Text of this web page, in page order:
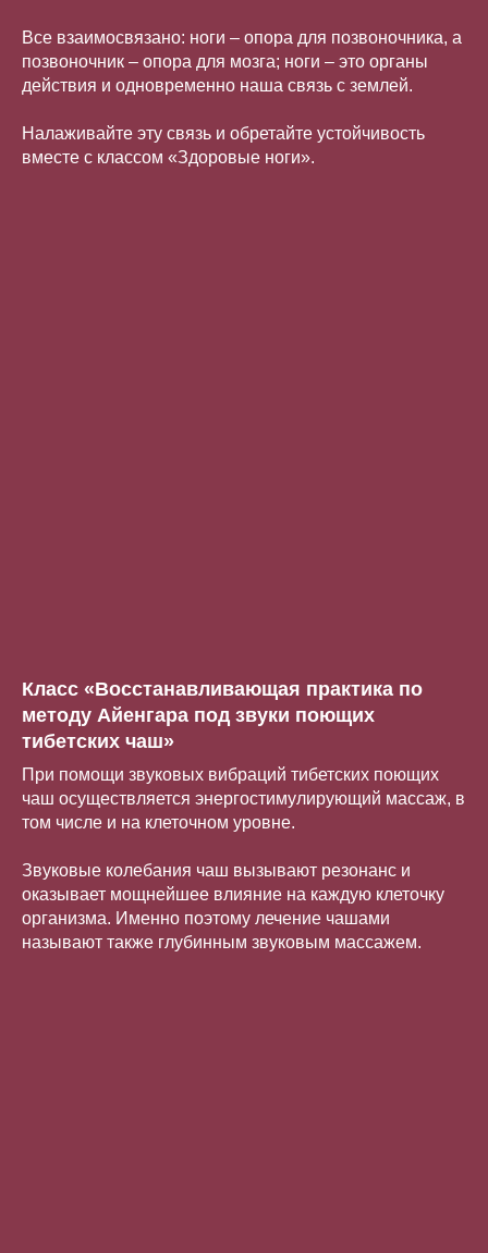
Все взаимосвязано: ноги – опора для позвоночника, а
позвоночник – опора для мозга; ноги – это органы
действия и одновременно наша связь с землей.
Налаживайте эту связь и обретайте устойчивость
вместе с классом «Здоровые ноги».
Класс «Восстанавливающая практика по
методу Айенгара под звуки поющих
тибетских чаш»
При помощи звуковых вибраций тибетских поющих
чаш осуществляется энергостимулирующий массаж, в
том числе и на клеточном уровне.
Звуковые колебания чаш вызывают резонанс и
оказывает мощнейшее влияние на каждую клеточку
организма. Именно поэтому лечение чашами
называют также глубинным звуковым массажем.